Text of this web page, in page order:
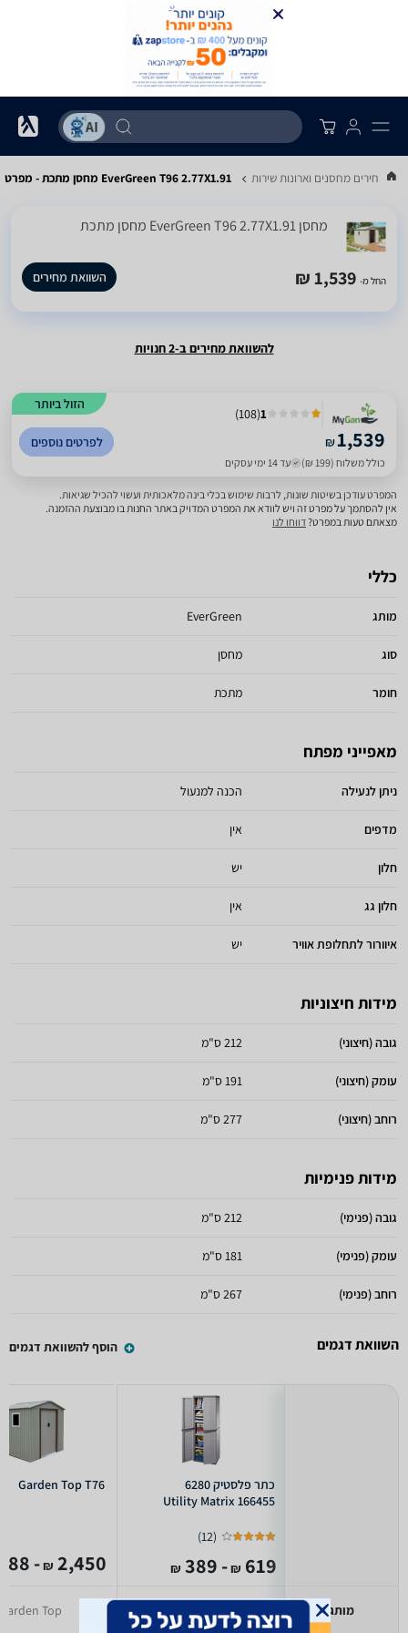
מחירים מחסנים וארונות שירות EverGreen T96 2.77X1.91 מחסן מתכת - מפרט
‏מחסן EverGreen T96 2.77X1.91 מחסן מתכת
החל מ- 1,539 ₪ השוואת מחירים
להשוואת מחירים ב-2 חנויות
הזול ביותר
1
(
108
)
₪1,539
כולל משלוח (199 ₪) עד 14 ימי עסקים
לפרטים נוספים
המפרט עודכן בשיטות שונות, לרבות שימוש בכלי בינה מלאכותית ועשוי להכיל שגיאות.
אין להסתמך על מפרט זה ויש לוודא את המפרט המדויק באתר החנות בו מבוצעת ההזמנה.
מצאתם טעות במפרט?דווחו לנו
כללי
מותג EverGreen
סוג מחסן
חומר מתכת
מאפייני מפתח
ניתן לנעילה הכנה למנעול
מדפים אין
חלון יש
חלון גג אין
איוורור לתחלופת אוויר יש
מידות חיצוניות
גובה (חיצוני) 212 ס"מ
עומק (חיצוני) 191 ס"מ
רוחב (חיצוני) 277 ס"מ
מידות פנימיות
גובה (פנימי) 212 ס"מ
עומק (פנימי) 181 ס"מ
רוחב (פנימי) 267 ס"מ
השוואת דגמים הוסף להשוואת דגמים
מותג
כתר פלסטיק 6280
166455 Utility Matrix
(
12
)
619
₪
- 389
₪
כתר פלסטיק
Garden Top T76
2,450
₪
- 1,088
Garden Top